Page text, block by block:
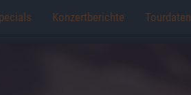
Konzertberichte Tourdaten